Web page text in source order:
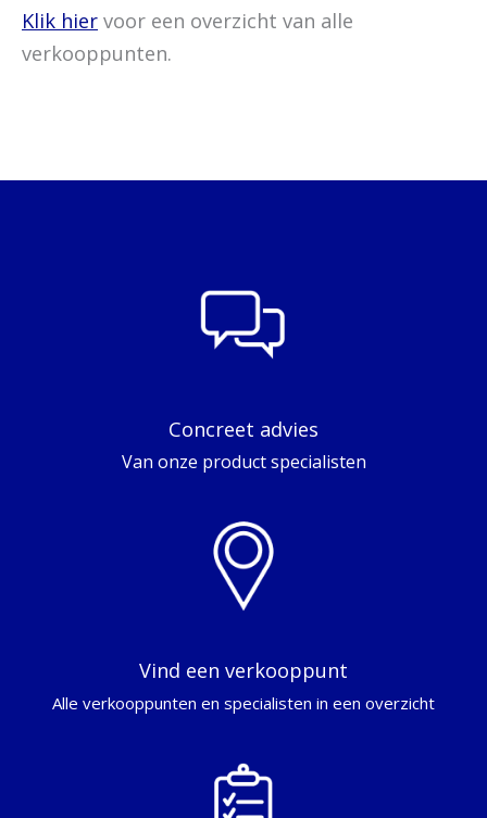
Klik hier voor een overzicht van alle
verkooppunten.
Concreet advies
Van onze product specialisten
Vind een verkooppunt
Alle verkooppunten en specialisten in een overzicht